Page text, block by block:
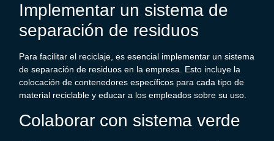
Implementar un sistema de
separación de residuos
Para facilitar el reciclaje, es esencial implementar un sistema
de separación de residuos en la empresa. Esto incluye la
colocación de contenedores específicos para cada tipo de
material reciclable y educar a los empleados sobre su uso.
Colaborar con sistema verde